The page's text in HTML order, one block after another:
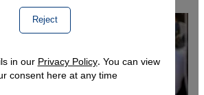
Reject
in ourPrivacy Policy. You can view
consent here at any time.